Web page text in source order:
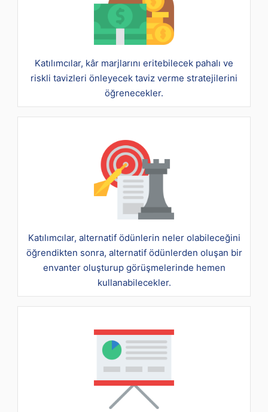
Katılımcılar, kâr marjlarını eritebilecek pahalı ve
riskli tavizleri önleyecek taviz verme stratejilerini
öğrenecekler.
Katılımcılar, alternatif ödünlerin neler olabileceğini
öğrendikten sonra, alternatif ödünlerden oluşan bir
envanter oluşturup görüşmelerinde hemen
kullanabilecekler.